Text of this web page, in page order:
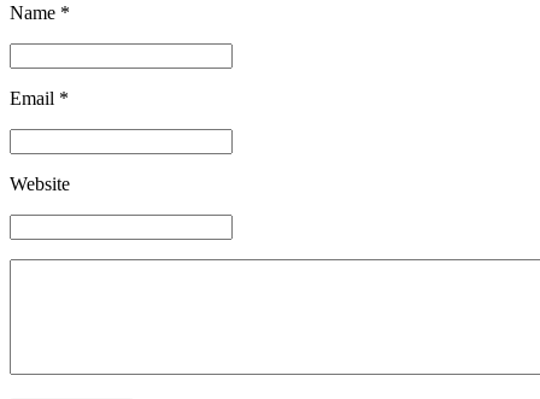
Name *
Email *
Website